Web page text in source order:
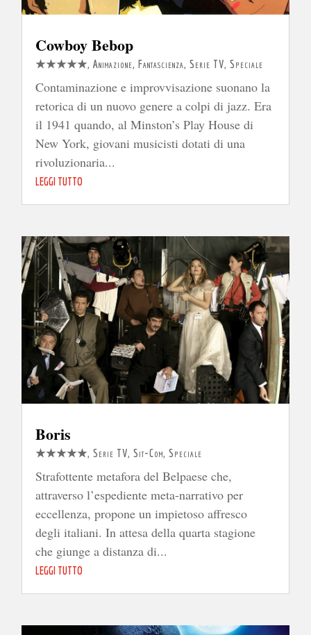
Cowboy Bebop
★★★★★,Animazione,Fantascienza,Serie TV,Speciale
Contaminazione e improvvisazione suonano la
retorica di un nuovo genere a colpi di jazz. Era
il 1941 quando, al Minston’s Play House di
New York, giovani musicisti dotati di una
rivoluzionaria...
LEGGI TUTTO
Boris
★★★★★,Serie TV,Sit-Com,Speciale
Strafottente metafora del Belpaese che,
attraverso l’espediente meta-narrativo per
eccellenza, propone un impietoso affresco
degli italiani. In attesa della quarta stagione
che giunge a distanza di...
LEGGI TUTTO